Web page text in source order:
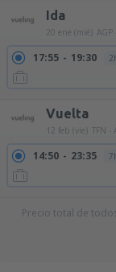
Ida
20 ene (mié) AGP
17:55 19:30
Vuelta
12 feb (vie) TFN -
14:50 23:35
Precio total de